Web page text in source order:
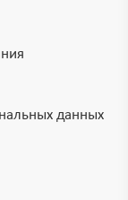
данных